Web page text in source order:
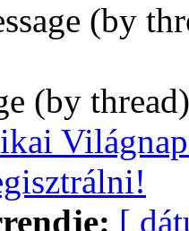
(by
(by
[